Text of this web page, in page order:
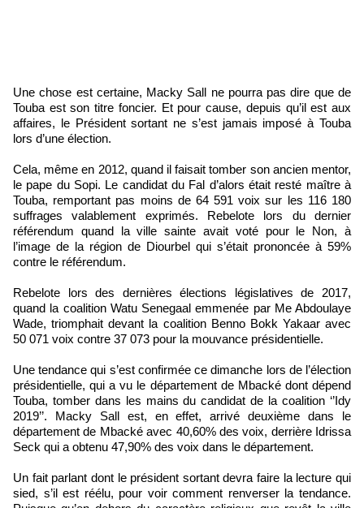
Une chose est certaine, Macky Sall ne pourra pas dire que de
Touba est son titre foncier. Et pour cause, depuis qu’il est aux
affaires, le Président sortant ne s’est jamais imposé à Touba
lors d’une élection.
Cela, même en 2012, quand il faisait tomber son ancien mentor,
le pape du Sopi. Le candidat du Fal d’alors était resté maître à
Touba, remportant pas moins de 64 591 voix sur les 116 180
suffrages valablement exprimés. Rebelote lors du dernier
référendum quand la ville sainte avait voté pour le Non, à
l’image de la région de Diourbel qui s’était prononcée à 59%
contre le référendum.
Rebelote lors des dernières élections législatives de 2017,
quand la coalition Watu Senegaal emmenée par Me Abdoulaye
Wade, triomphait devant la coalition Benno Bokk Yakaar avec
50 071 voix contre 37 073 pour la mouvance présidentielle.
Une tendance qui s’est confirmée ce dimanche lors de l’élection
présidentielle, qui a vu le département de Mbacké dont dépend
Touba, tomber dans les mains du candidat de la coalition ‘’Idy
2019’’. Macky Sall est, en effet, arrivé deuxième dans le
département de Mbacké avec 40,60% des voix, derrière Idrissa
Seck qui a obtenu 47,90% des voix dans le département.
Un fait parlant dont le président sortant devra faire la lecture qui
sied, s’il est réélu, pour voir comment renverser la tendance.